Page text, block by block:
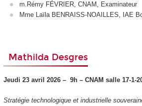
m.Rémy FÉVRIER, CNAM, Examinateur
Mme Laïla BENRAISS-NOAILLES, IAE
Mathilda Desgres
Jeudi 23 avril 2026 –9h – CNAM salle 17-1-
Stratégie technologique et industrielle